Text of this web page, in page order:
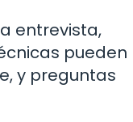
entrevista,
pueden
y preguntas